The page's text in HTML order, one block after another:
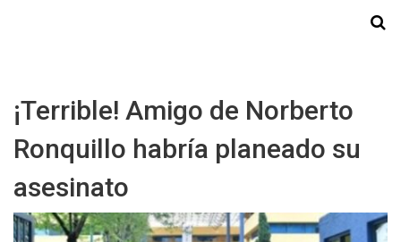
¡Terrible! Amigo de Norberto
Ronquillo habría planeado su
asesinato